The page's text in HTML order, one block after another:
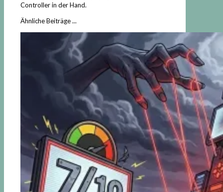
Controller in der Hand.
Ähnliche Beiträge ...